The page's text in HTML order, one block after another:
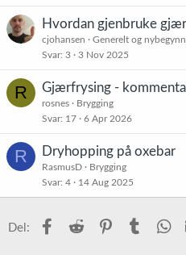
Hvordan gjenbruke gjær
cjohansen
Generelt og
Svar 3 3 Nov 2025
R Gjærfrysing -
rosnes
Brygging
Svar 17 6 Apr 2026
R Dryhopping på oxebar
RasmusD
Brygging
Svar 4 14 Aug 2025
Del: Facebook
Reddit PinterestTumblr